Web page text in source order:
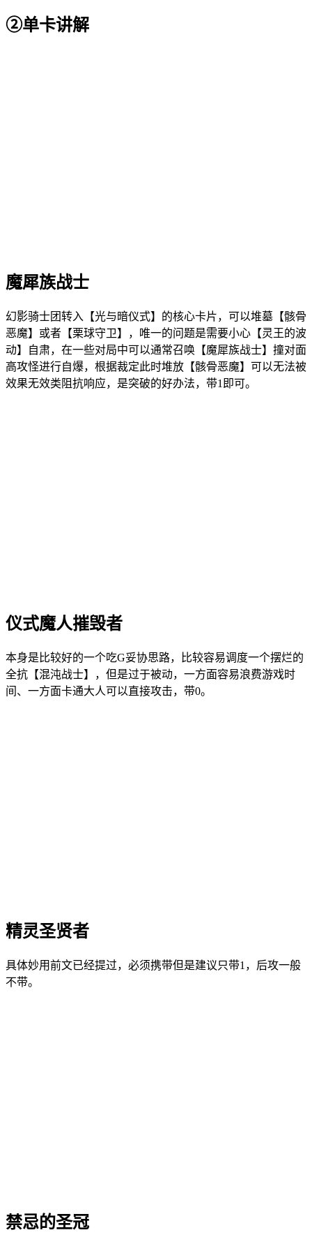
②单卡讲解
魔犀族战士
幻影骑士团转入【光与暗仪式】的核心卡片，可以堆墓【骸骨
恶魔】或者【栗球守卫】，唯一的问题是需要小心【灵王的波
动】自肃，在一些对局中可以通常召唤【魔犀族战士】撞对面
高攻怪进行自爆，根据裁定此时堆放【骸骨恶魔】可以无法被
效果无效类阻抗响应，是突破的好办法，带1即可。
仪式魔人摧毁者
本身是比较好的一个吃G妥协思路，比较容易调度一个摆烂的
全抗【混沌战士】，但是过于被动，一方面容易浪费游戏时
间、一方面卡通大人可以直接攻击，带0。
精灵圣贤者
具体妙用前文已经提过，必须携带但是建议只带1，后攻一般
不带。
禁忌的圣冠